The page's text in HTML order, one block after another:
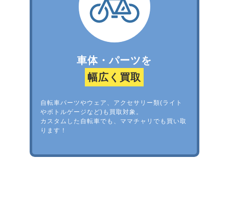
車体・パーツを
幅広く買取
自転車パーツやウェア、アクセサリー類(ライト
やボトルゲージなど)も買取対象。
カスタムした自転車でも、ママチャリでも買い取
ります！